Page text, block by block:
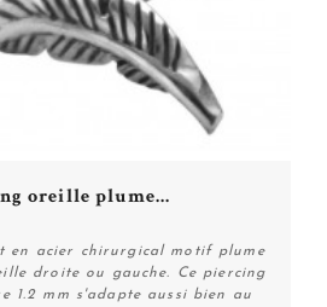
oreille plume...
en acier chirurgical motif plume
droite ou gauche. Ce piercing
1.2 mm s'adapte aussi bien au